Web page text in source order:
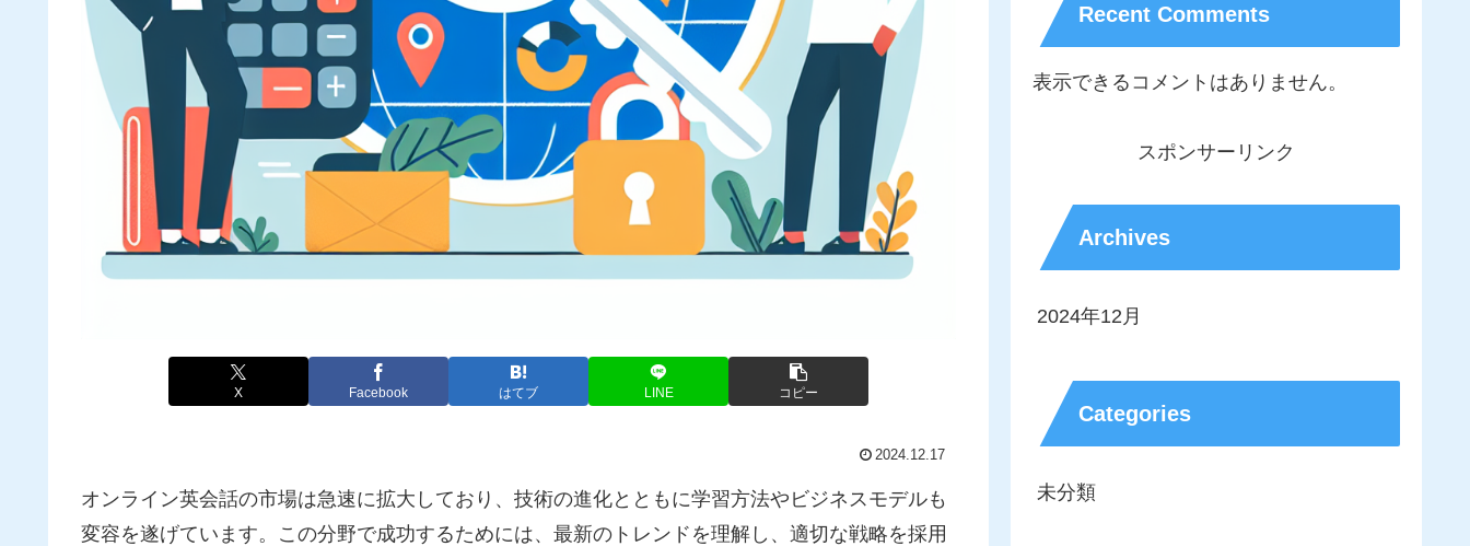
X Facebook はてブ LINE コピー
2024.12.17
オンライン英会話の市場は急速に拡大しており、技術の進化とともに学習方法やビジネスモデルも
変容を遂げています。この分野で成功するためには、最新のトレンドを理解し、適切な戦略を採用
Recent Comments
表示できるコメントはありません。
スポンサーリンク
Archives
2024年12月
Categories
未分類